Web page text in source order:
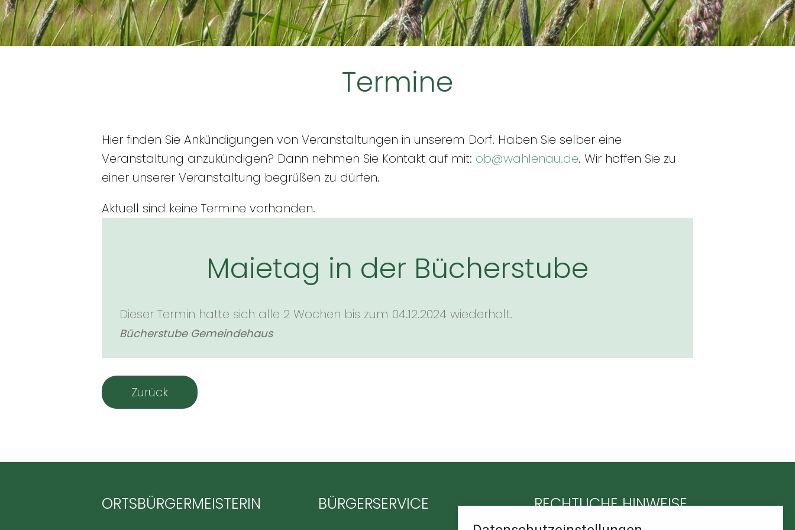
Termine
Hier finden Sie Ankündigungen von Veranstaltungen in unserem Dorf. Haben Sie selber eine
Veranstaltung anzukündigen? Dann nehmen Sie Kontakt auf mit: ob@wahlenau.de. Wir hoffen Sie zu
einer unserer Veranstaltung begrüßen zu dürfen.
Aktuell sind keine Termine vorhanden.
Maietag in der Bücherstube
Dieser Termin hatte sich alle 2 Wochen bis zum 04.12.2024 wiederholt.
Bücherstube Gemeindehaus
Zurück
ORTSBÜRGERMEISTERIN BÜRGERSERVICE RECHTLICHE HINWEISE